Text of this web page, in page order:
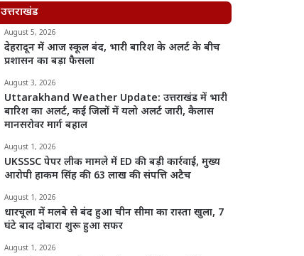
उत्तराखंड
August 5, 2026
देहरादून में आज स्कूल बंद, भारी बारिश के अलर्ट के बीच
प्रशासन का बड़ा फैसला
August 3, 2026
Uttarakhand Weather Update: उत्तराखंड में भारी
बारिश का अलर्ट, कई जिलों में यलो अलर्ट जारी, कैलास
मानसरोवर मार्ग बहाल
August 1, 2026
UKSSSC पेपर लीक मामले में ED की बड़ी कार्रवाई, मुख्य
आरोपी हाकम सिंह की 63 लाख की संपत्ति अटैच
August 1, 2026
धारचूला में मलबे से बंद हुआ चीन सीमा का रास्ता खुला, 7
घंटे बाद दोबारा शुरू हुआ सफर
August 1, 2026